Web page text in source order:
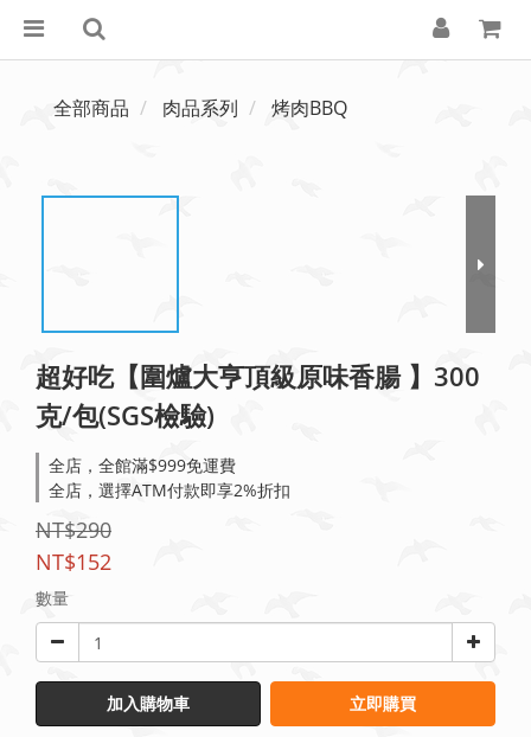
全部商品 肉品系列 烤肉BBQ
超好吃【圍爐大亨頂級原味香腸 】300
克/包(SGS檢驗)
全店，全館滿$999免運費
全店，選擇ATM付款即享2%折扣
NT$290
NT$152
數量
加入購物車 立即購買